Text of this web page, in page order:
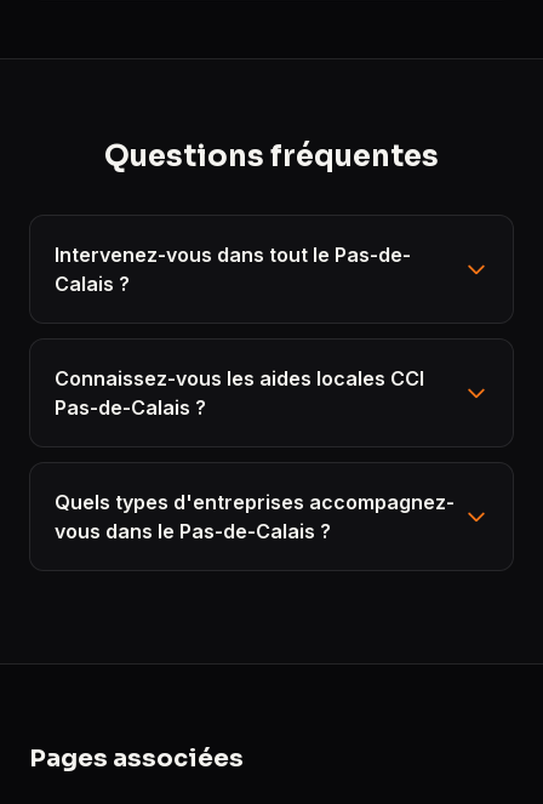
Questions fréquentes
Intervenez-vous dans tout le Pas-de-
Calais ?
Connaissez-vous les aides locales CCI
Pas-de-Calais ?
Quels types d'entreprises accompagnez-
vous dans le Pas-de-Calais ?
Pages associées